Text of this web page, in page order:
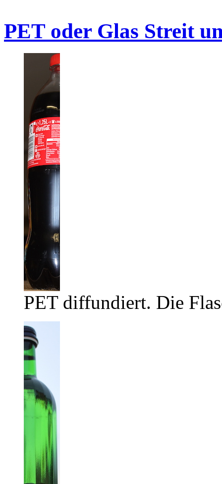
PET oder Glas Streit
PET diffundiert. Die